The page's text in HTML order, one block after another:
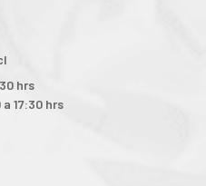
hrs
17:30 hrs